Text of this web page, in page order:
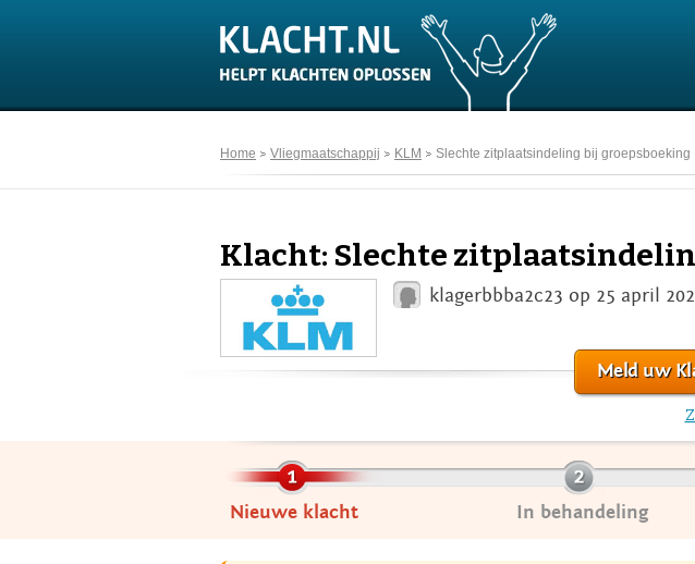
Home Vliegmaatschappij KLM Slechte zitplaatsindeling bij groepsboeking
Klacht: Slechte
klagerbbba2c23 op 25 april
Meld uw
Nieuwe klacht In behandeling